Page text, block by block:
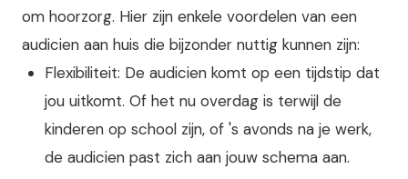
om hoorzorg. Hier zijn enkele voordelen van een
audicien aan huis die bijzonder nuttig kunnen zijn:
Flexibiliteit: De audicien komt op een tijdstip dat
jou uitkomt. Of het nu overdag is terwijl de
kinderen op school zijn, of 's avonds na je werk,
de audicien past zich aan jouw schema aan.